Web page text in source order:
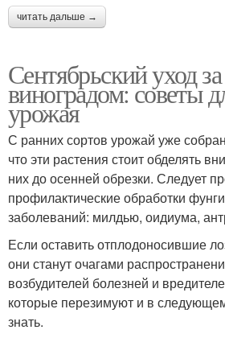
читать дальше →
Сентябрьский уход
виноградом: советы
урожая
С ранних сортов урожай уже
что эти растения стоит обделять
них до осенней обрезки. Следует
профилактические обработки
заболеваний: милдью, оидиума,
Если оставить отплодоносившие
они станут очагами
возбудителей болезней и
которые перезимуют и в
знать.